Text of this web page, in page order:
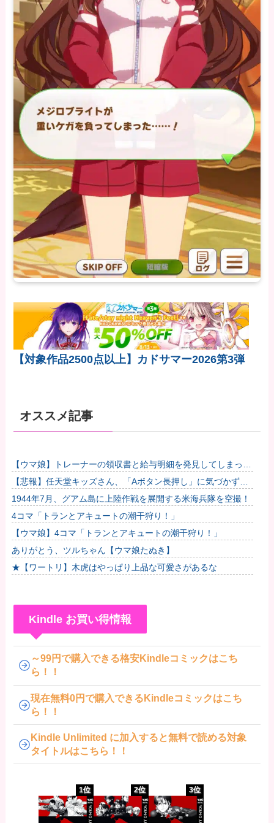
【対象作品2500点以上】カドサマー2026第3弾
オススメ記事
【ウマ娘】トレーナーの領収書と給与明細を発見してしまった
トプロ他
【悲報】任天堂キッズさん、「Aボタン長押し」に気づかず任
天堂に修正させてしまう他
1944年7月、グアム島に上陸作戦を展開する米海兵隊を空撮！
4コマ「トランとアキュートの潮干狩り！」
【ウマ娘】4コマ「トランとアキュートの潮干狩り！」
ありがとう、ツルちゃん【ウマ娘たぬき】
★【ワートリ】木虎はやっぱり上品な可愛さがあるな
Kindle お買い得情報
～99円で購入できる格安Kindleコミックはこち
ら！！
現在無料0円で購入できるKindleコミックはこち
ら！！
Kindle Unlimited に加入すると無料で読める対象
タイトルはこちら！！
1位 2位 3位